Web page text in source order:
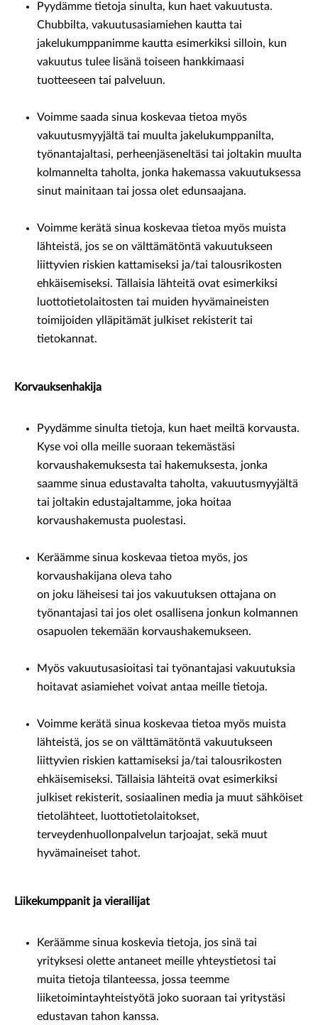
Pyydämme tietoja sinulta, kun haet vakuutusta.
Chubbilta, vakuutusasiamiehen kautta tai
jakelukumppanimme kautta esimerkiksi silloin, kun
vakuutus tulee lisänä toiseen hankkimaasi
tuotteeseen tai palveluun.
Voimme saada sinua koskevaa tietoa myös
vakuutusmyyjältä tai muulta jakelukumppanilta,
työnantajaltasi, perheenjäseneltäsi tai joltakin muulta
kolmannelta taholta, jonka hakemassa vakuutuksessa
sinut mainitaan tai jossa olet edunsaajana.
Voimme kerätä sinua koskevaa tietoa myös muista
lähteistä, jos se on välttämätöntä vakuutukseen
liittyvien riskien kattamiseksi ja/tai talousrikosten
ehkäisemiseksi. Tällaisia lähteitä ovat esimerkiksi
luottotietolaitosten tai muiden hyvämaineisten
toimijoiden ylläpitämät julkiset rekisterit tai
tietokannat.
Korvauksenhakija
Pyydämme sinulta tietoja, kun haet meiltä korvausta.
Kyse voi olla meille suoraan tekemästäsi
korvaushakemuksesta tai hakemuksesta, jonka
saamme sinua edustavalta taholta, vakuutusmyyjältä
tai joltakin edustajaltamme, joka hoitaa
korvaushakemusta puolestasi.
Keräämme sinua koskevaa tietoa myös, jos
korvaushakijana oleva taho
on joku läheisesi tai jos vakuutuksen ottajana on
työnantajasi tai jos olet osallisena jonkun kolmannen
osapuolen tekemään korvaushakemukseen.
Myös vakuutusasioitasi tai työnantajasi vakuutuksia
hoitavat asiamiehet voivat antaa meille tietoja.
Voimme kerätä sinua koskevaa tietoa myös muista
lähteistä, jos se on välttämätöntä vakuutukseen
liittyvien riskien kattamiseksi ja/tai talousrikosten
ehkäisemiseksi. Tällaisia lähteitä ovat esimerkiksi
julkiset rekisterit, sosiaalinen media ja muut sähköiset
tietolähteet, luottotietolaitokset,
terveydenhuollonpalvelun tarjoajat, sekä muut
hyvämaineiset tahot.
Liikekumppanit ja vierailijat
Keräämme sinua koskevia tietoja, jos sinä tai
yrityksesi olette antaneet meille yhteystietosi tai
muita tietoja tilanteessa, jossa teemme
liiketoimintayhteistyötä joko suoraan tai yritystäsi
edustavan tahon kanssa.